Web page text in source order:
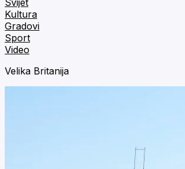
Svijet
Kultura
Gradovi
Sport
Video
Velika Britanija